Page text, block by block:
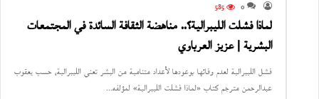
0
585
لماذا فشلت الليبرالية؟.. مناهضة الثقافة السائدة في المجتمعات
البشرية | عزيز العرباوي
فشل الليبرالية لعدم وفائها بوعودها لأعداد متنامية من البشر تعني الليبرالية، حسب يعقوب
عبدالرحمن مترجم كتاب «لماذا فشلت الليبرالية» لمؤلفه…